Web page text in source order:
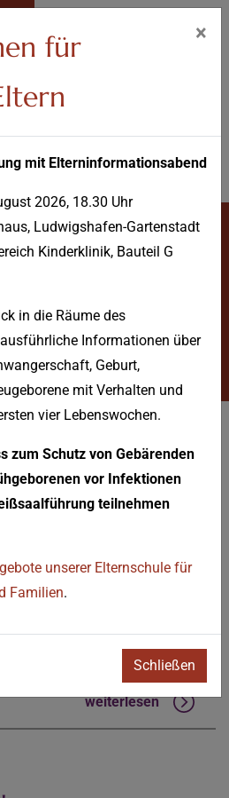
mit dem
in Rheinland-Pfalz mit
weiterlesen
für
×
mit Elterninformationsabend
2026, 18.30 Uhr
Ludwigshafen-Gartenstadt
Kinderklinik, Bauteil G
in die Räume des
Informationen über
Geburt,
mit Verhalten und
vier Lebenswochen.
zum Schutz von Gebärenden
vor Infektionen
teilnehmen
unserer Elternschule für
Familien.
Schließen